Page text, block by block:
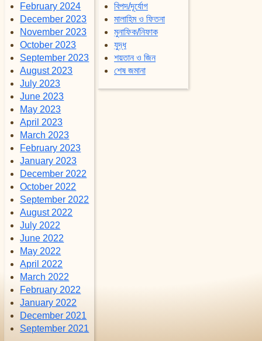
February 2024
December 2023
November 2023
October 2023
September 2023
August 2023
July 2023
June 2023
May 2023
April 2023
March 2023
February 2023
January 2023
December 2022
October 2022
September 2022
August 2022
July 2022
June 2022
May 2022
April 2022
March 2022
February 2022
January 2022
December 2021
September 2021
বিপদ/দূর্যোগ
মালাহিম ও ফিতনা
মুনাফিক/নিফাক
যুদ্ধ
শয়তান ও জিন
শেষ জমানা